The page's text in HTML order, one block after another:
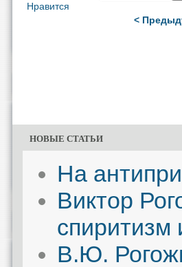
Нравится
<
НОВЫЕ СТАТЬИ
На
Виктор
спиритизм
В.Ю.